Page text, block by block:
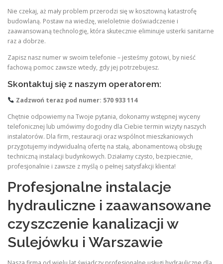
Nie czekaj, aż mały problem przerodzi się w kosztowną katastrofę
budowlaną. Postaw na wiedzę, wieloletnie doświadczenie i
zaawansowaną technologię, która skutecznie eliminuje usterki sanitarne
raz a dobrze.
Zapisz nasz numer w swoim telefonie – jesteśmy gotowi, by nieść
fachową pomoc zawsze wtedy, gdy jej potrzebujesz.
Skontaktuj się z naszym operatorem:
Zadzwoń teraz pod numer: 570 933 114
Chętnie odpowiemy na Twoje pytania, dokonamy wstępnej wyceny
telefonicznej lub umówimy dogodny dla Ciebie termin wizyty naszych
instalatorów. Dla firm, restauracji oraz wspólnot mieszkaniowych
przygotujemy indywidualną ofertę na stałą, abonamentową obsługę
techniczną instalacji budynkowych. Działamy czysto, bezpiecznie,
profesjonalnie i zawsze z myślą o pełnej satysfakcji klienta!
Profesjonalne instalacje
hydrauliczne i zaawansowane
czyszczenie kanalizacji w
Sulejówku i Warszawie